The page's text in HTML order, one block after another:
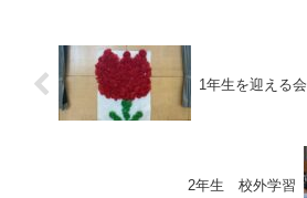
1年生を迎える会
2年生 校外学習